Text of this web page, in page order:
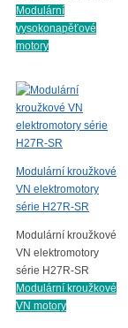
Modulární
vysokonapěťové
motory
Modulární kroužkové
VN elektromotory
série H27R-SR
Modulární kroužkové
VN elektromotory
série H27R-SR
Modulární kroužkové
VN motory